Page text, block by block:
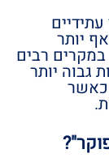
יותר
במקרים רבים
גבוה יותר
כאשר